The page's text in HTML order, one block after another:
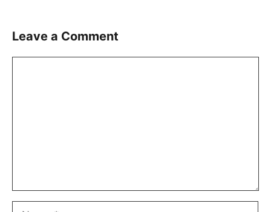
Leave a Comment